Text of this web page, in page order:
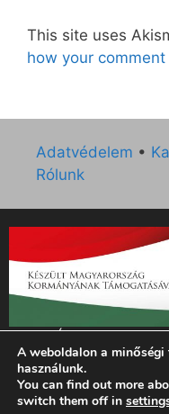
This site uses
how your
Adatvédelem •
Rólunk
„Az Új Ember
támogatását az
szerződés keretében 3
Emberi
A weboldalon a minőségi
használunk.
You can find out more
switch them off in